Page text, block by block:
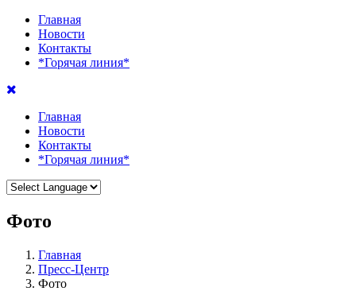
Главная
Новости
Контакты
*Горячая линия*
Главная
Новости
Контакты
*Горячая линия*
Фото
Главная
Пресс-Центр
Фото